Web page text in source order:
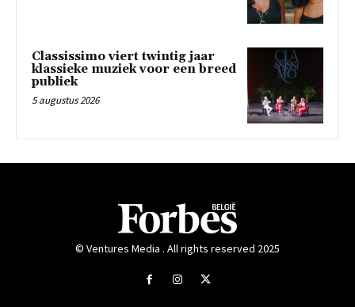
Classissimo viert twintig jaar
klassieke muziek voor een breed
publiek
5 augustus 2026
© Ventures Media . All rights reserved 2025